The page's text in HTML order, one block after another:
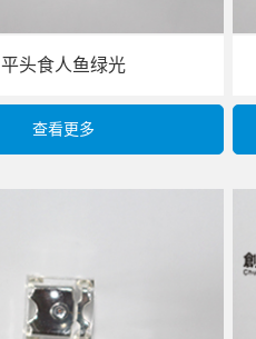
平头食人鱼绿光
查看更多